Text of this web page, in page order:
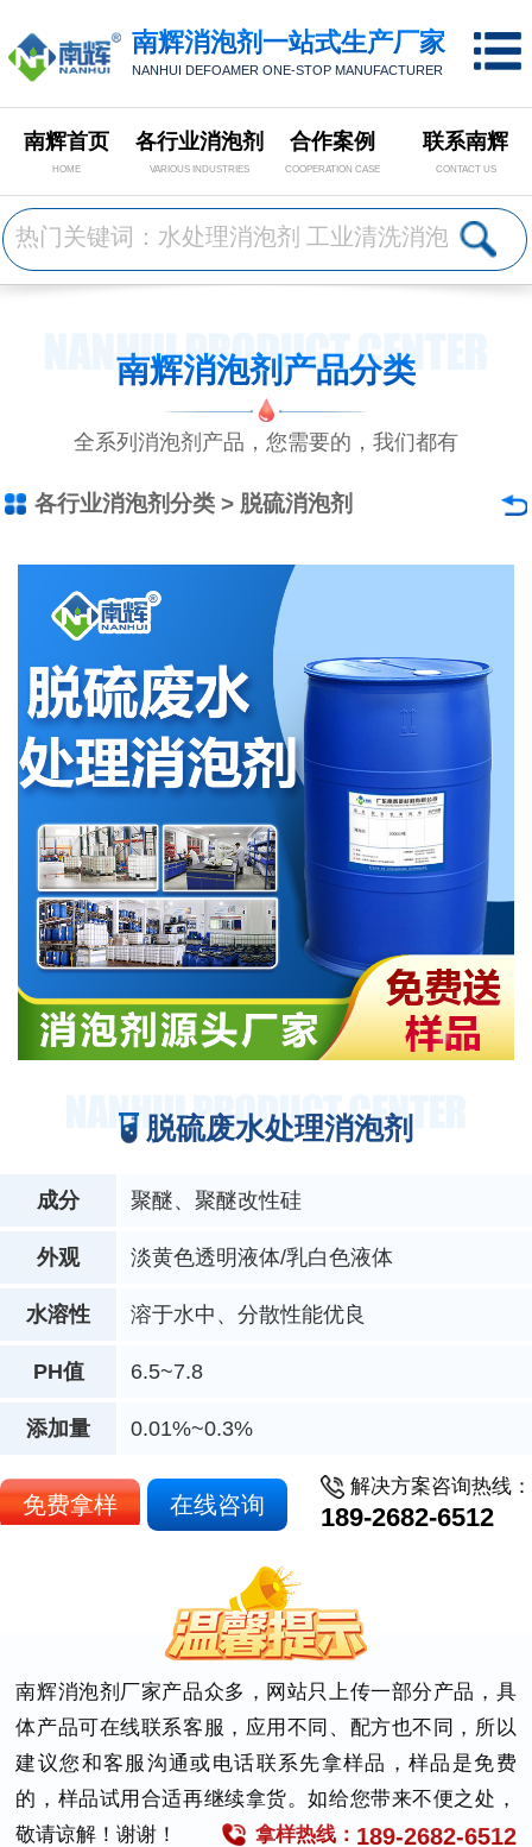
南辉消泡剂一站式生产厂家
NANHUI DEFOAMER ONE-STOP MANUFACTURER
南辉首页
HOME
各行业消泡剂
VARIOUS INDUSTRIES
合作案例
COOPERATION CASE
联系南辉
CONTACT US
南辉消泡剂产品分类
全系列消泡剂产品，您需要的，我们都有
各行业消泡剂分类> 脱硫消泡剂
脱硫废水处理消泡剂
成分 聚醚、聚醚改性硅
外观 淡黄色透明液体/乳白色液体
水溶性 溶于水中、分散性能优良
PH值 6.5~7.8
添加量 0.01%~0.3%
免费拿样 在线咨询
解决方案咨询热线：
189-2682-6512
南辉消泡剂厂家产品众多，网站只上传一部分产品，具
体产品可在线联系客服，应用不同、配方也不同，所以
建议您和客服沟通或电话联系先拿样品，样品是免费
的，样品试用合适再继续拿货。如给您带来不便之处，
敬请谅解！谢谢！
拿样热线： 189-2682-6512